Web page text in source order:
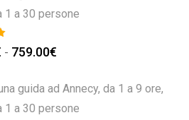
1 a 30 persone
- 759.00€
guida ad Annecy, da 1 a 9 ore,
1 a 30 persone